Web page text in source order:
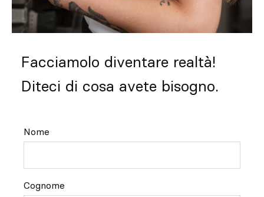
Facciamolo diventare realtà!
Diteci di cosa avete bisogno.
Nome
Cognome